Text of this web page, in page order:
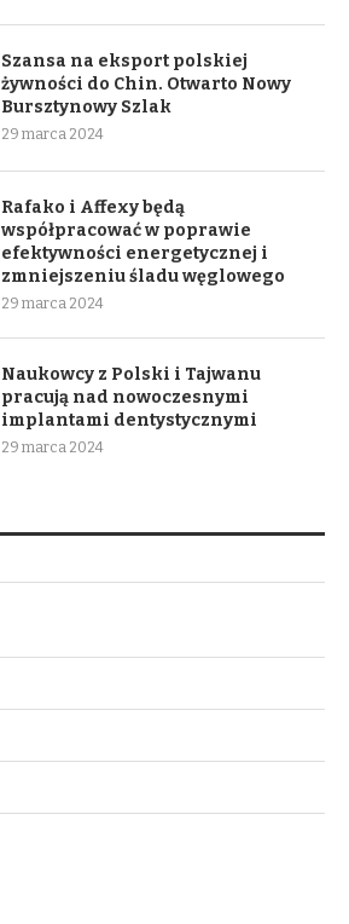
Szansa na eksport polskiej
żywności do Chin. Otwarto Nowy
Bursztynowy Szlak
29 marca 2024
Rafako i Affexy będą
współpracować w poprawie
efektywności energetycznej i
zmniejszeniu śladu węglowego
29 marca 2024
Naukowcy z Polski i Tajwanu
pracują nad nowoczesnymi
implantami dentystycznymi
29 marca 2024